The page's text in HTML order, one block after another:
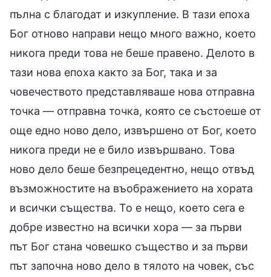
пълна с благодат и изкупление. В тази епоха
Бог отново направи нещо много важно, което
никога преди това не беше правено. Делото в
тази нова епоха както за Бог, така и за
човечеството представляваше нова отправна
точка — отправна точка, която се състоеше от
още едно ново дело, извършено от Бог, което
никога преди не е било извършвано. Това
ново дело беше безпрецедентно, нещо отвъд
възможностите на въображението на хората
и всички същества. То е нещо, което сега е
добре известно на всички хора — за първи
път Бог стана човешко същество и за първи
път започна ново дело в тялото на човек, със